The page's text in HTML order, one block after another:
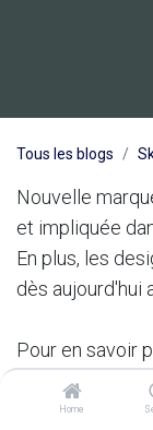
Home
Tous les blogs
Nouvelle
et impliquée
En plus, les
dès aujourd'hui
Pour en savoir
http://